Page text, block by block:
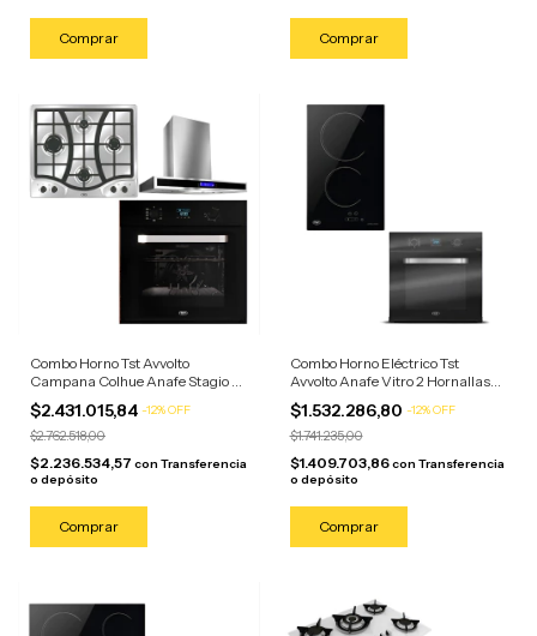
Combo Horno Tst Avvolto
Campana Colhue Anafe Stagio 4
Horn Horno Negro/anafe
Campana Acero
$2.431.015,84 -12%OFF
$2.762.518,00
$2.236.534,57 con Transferencia
o depósito
Combo Horno Eléctrico Tst
Avvolto Anafe Vitro 2 Hornallas
Negro/anafe Negro
$1.532.286,80 -12%OFF
$1.741.235,00
$1.409.703,86con Transferencia
o depósito